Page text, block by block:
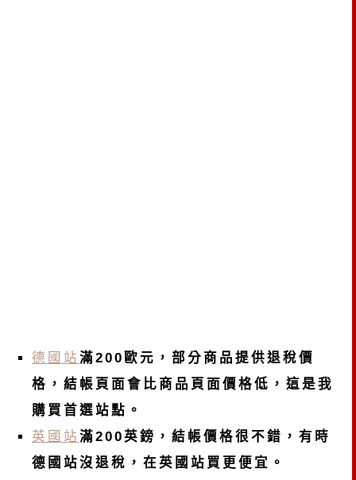
德國站 滿200歐元，部分商品提供退稅價
格，結帳頁面會比商品頁面價格低，這是我
購買首選站點。
英國站 滿200英鎊，結帳價格很不錯，有時
德國站沒退稅，在英國站買更便宜。